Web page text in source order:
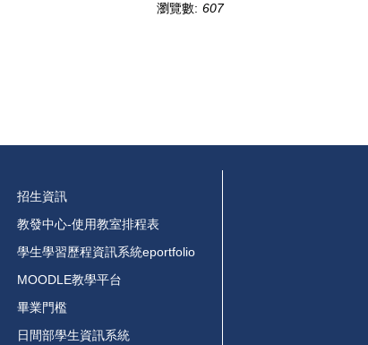
瀏覽數: 607
招生資訊
教發中心-使用教室排程表
學生學習歷程資訊系統eportfolio
MOODLE教學平台
畢業門檻
日間部學生資訊系統